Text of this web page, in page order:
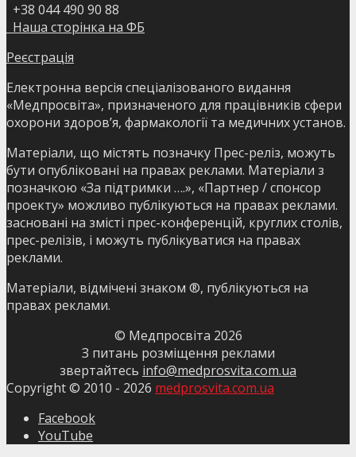
+38 044 490 90 88
Наша сторінка на ФБ
Реєстрація
Електронна версія спеціалізованого видання
«Медпросвіта», призначеного для працівників сфери
охорони здоров’я, фармакології та медичних установ.
Матеріали, що містять позначку Прес-реліз, можуть
бути опубліковані на правах реклами. Матеріали з
позначкою «За підтримки ….», «Партнер / спонсор
проекту» можливо публікуються на правах реклами.
засновані на змісті прес-конференцій, круглих столів,
прес-релізів, і можуть публікуватися на правах
реклами.
Матеріали, відмічені знаком ®, публікуються на
правах реклами.
© Медпросвіта 2026
З питань розміщення реклами
звертайтесь info@medprosvita.com.ua
Copyright © 2010 - 2026 medprosvita.com.ua
Facebook
YouTube